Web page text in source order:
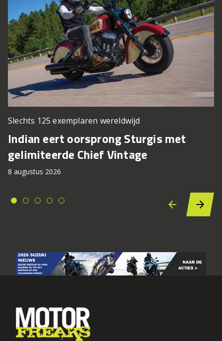
Slechts 125 exemplaren wereldwijd
Indian eert oorsprong Sturgis met
gelimiteerde Chief Vintage
8 augustus 2026